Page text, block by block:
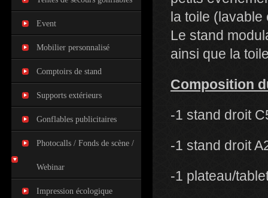
Event
Mobilier personnalisé
Comptoirs de stand
Supports extérieurs
Gonflables publicitaires
Photocalls / Fonds de scène /
Webinar
Impression écologique
la toile (lavable
Le stand
ainsi que la
Composition
-1 stand droit
-1 stand droit
-1 plateau/